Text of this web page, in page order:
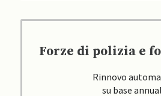
Forze di polizia e
Rinnovo
su base